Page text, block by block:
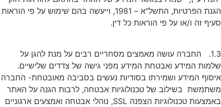
הגנת הפרטיות, התשל"א – 1981, וייעשה בהם שימוש על פי הוראות
סעיף זה ו/או על פי הוראות כל דין.
1.3. החברה עושה מאמצים מסחריים רבים על מנת להגן על
שלמות המידע ואבטחת המידע מפני גישה של צדדים שלישיים.
איסוף המידע ושמירתו בסודיות נעשים בסביבה מאובטחת- החברה
משתמשת בשילוב של טכנולוגיות אבטחה, לרבות הגנה על האתר
באמצעות טכנולוגיות הצפנה SSL, נוהלי אבטחה ואמצעים ארגוניים